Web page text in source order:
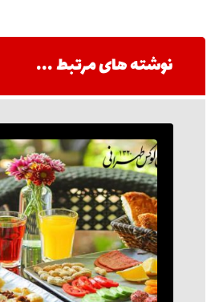
نوشته های مرتبط ...